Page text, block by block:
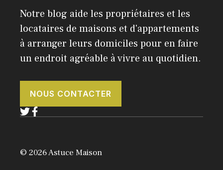
Notre blog aide les propriétaires et les
locataires de maisons et d'appartements
à arranger leurs domiciles pour en faire
un endroit agréable à vivre au quotidien.
NOUS CONTACTER
© 2026 Astuce Maison